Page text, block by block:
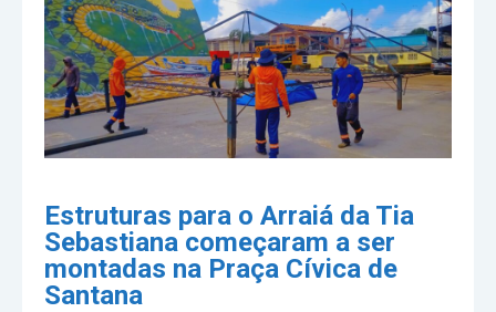
Estruturas para o Arraiá da Tia
Sebastiana começaram a ser
montadas na Praça Cívica de
Santana